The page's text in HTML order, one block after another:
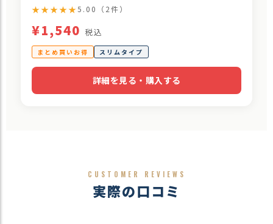
★★★★★5.00（2件）
¥1,540 税込
まとめ買いお得 スリムタイプ
詳細を見る・購入する
CUSTOMER REVIEWS
実際の口コミ